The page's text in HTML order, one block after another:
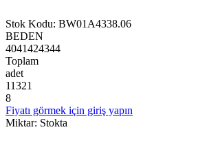
Stok Kodu: BW01A4338.06
BEDEN
4041424344
Toplam
adet
11321
8
Fiyatı görmek için giriş yapın
Miktar: Stokta